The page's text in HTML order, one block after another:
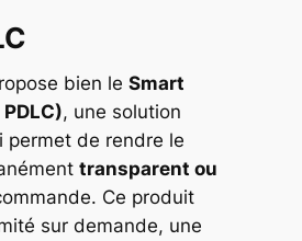
bien le Smart
, une solution
permet de rendre le
transparent ou
Ce produit
sur demande, une